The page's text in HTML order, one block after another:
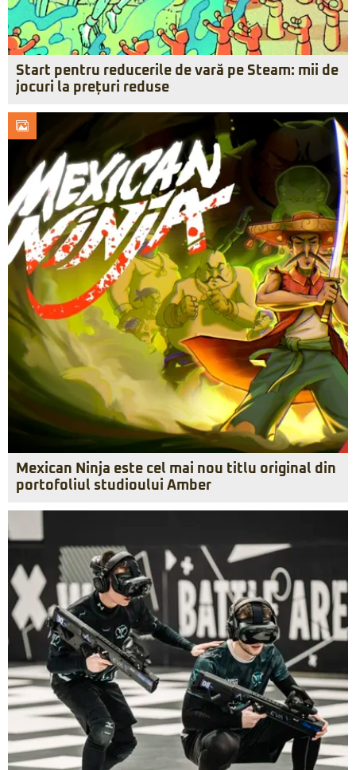
Start pentru reducerile de vară pe Steam: mii de
jocuri la prețuri reduse
Mexican Ninja este cel mai nou titlu original din
portofoliul studioului Amber